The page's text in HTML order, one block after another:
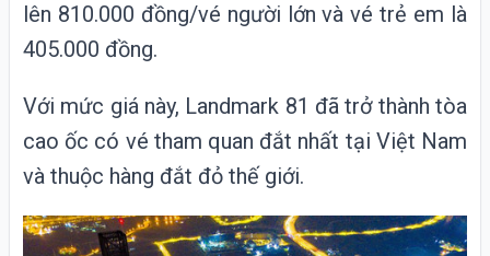
lên 810.000 đồng/vé người lớn và vé trẻ em là
405.000 đồng.
Với mức giá này, Landmark 81 đã trở thành tòa
cao ốc có vé tham quan đắt nhất tại Việt Nam
và thuộc hàng đắt đỏ thế giới.